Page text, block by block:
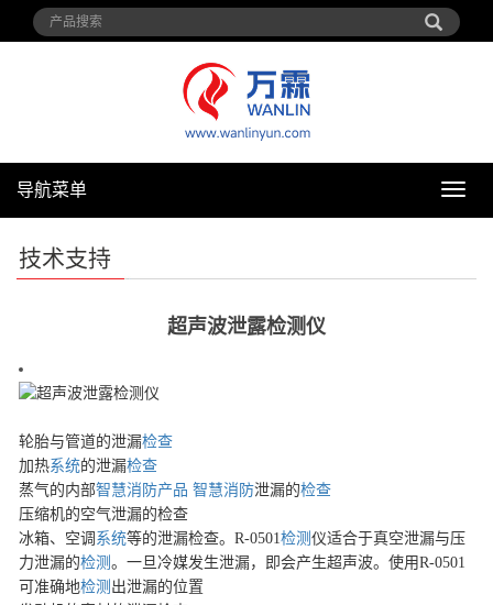
导
导航菜单
技术支持
超声波泄露检测仪
轮胎与管道的泄漏检查
加热系统的泄漏检查
蒸气的内部智慧消防产品 智慧消防泄漏的检查
压缩机的空气泄漏的检查
冰箱、空调 系统等的泄漏检查。R-0501 检测 仪适合于真空泄漏与压
力泄漏的检测 。一旦冷媒发生泄漏，即会产生超声波。使用R-0501
可准确地检测 出泄漏的位置